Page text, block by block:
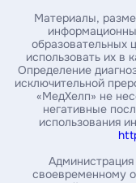
Материалы,
образовательных
использовать их в
Определение
исключительной
«МедХелп» не
негативные
использования
своевременному
Укажите почту, на
Введите ваш номер